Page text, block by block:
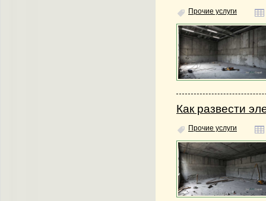
Прочие услуги
Как развести
Прочие услуги